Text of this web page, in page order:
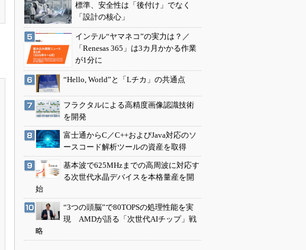
標準、安全性は「後付け」でなく
「設計の核心」
インテル“ヤマネコ”の実力は？／
「Renesas 365」は3カ月かかる作業
が1分に
“Hello, World”と「Lチカ」の共通点
フラクタルによる高精度画像認識技術
を開発
富士通からC／C++およびJava対応のソ
ースコード解析ツールの資産を取得
基本波で625MHzまでの高周波に対応す
る次世代水晶デバイスを本格量産を開
始
“3つの頭脳”で80TOPSの処理性能を実
現 AMDが語る「次世代AIチップ」戦
略